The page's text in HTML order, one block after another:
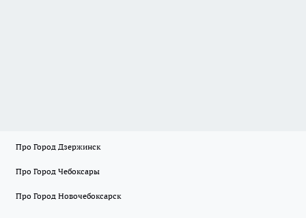
Про Город Дзержинск
Про Город Чебоксары
Про Город Новочебоксарск